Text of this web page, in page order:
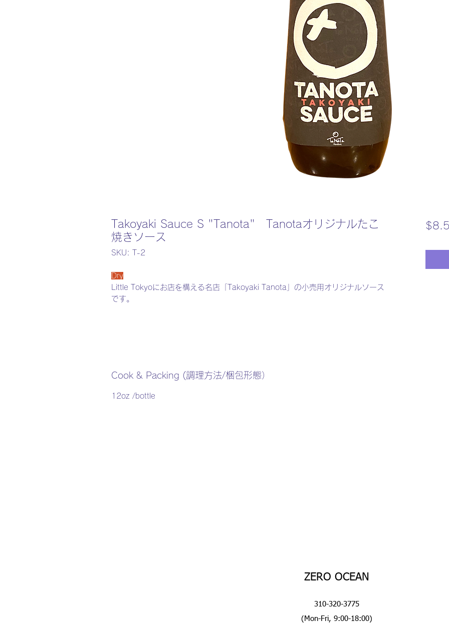
Takoyaki Sauce S "Tanota" Tanotaオリジナルたこ
焼きソース
SKU: T-2
Dry
Little Tokyoにお店を構える名店「Takoyaki Tanota」の小売用オリジナルソース
です。
Cook & Packing (調理方法/梱包形態）
12oz /bottle
ZERO OCEAN
310-320-3775
(Mon-Fri, 9:00-18:00)